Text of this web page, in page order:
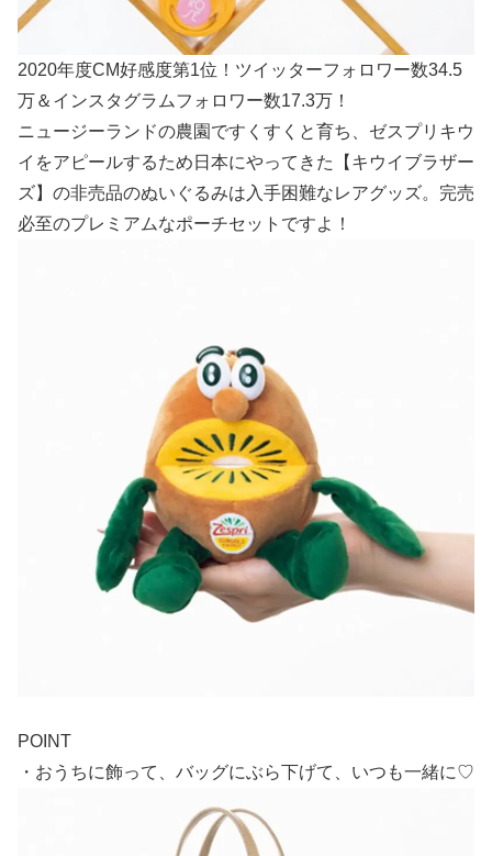
2020年度CM好感度第1位！ツイッターフォロワー数34.5
万＆インスタグラムフォロワー数17.3万！
ニュージーランドの農園ですくすくと育ち、ゼスプリキウ
イをアピールするため日本にやってきた【キウイブラザー
ズ】の非売品のぬいぐるみは入手困難なレアグッズ。完売
必至のプレミアムなポーチセットですよ！
POINT
・おうちに飾って、バッグにぶら下げて、いつも一緒に♡